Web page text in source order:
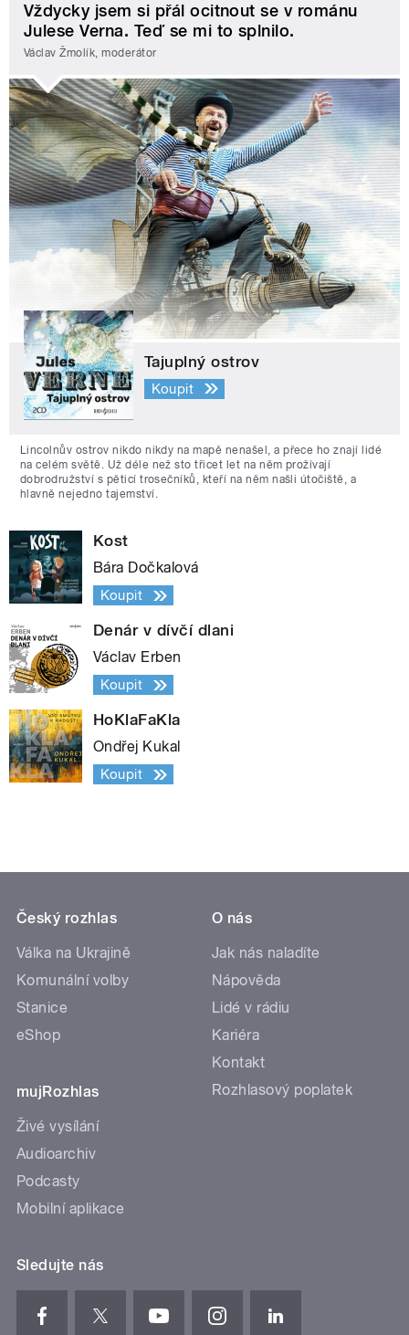
Vždycky jsem si přál ocitnout se v románu
Julese Verna. Teď se mi to splnilo.
Václav Žmolík, moderátor
Tajuplný ostrov
Koupit
Lincolnův ostrov nikdo nikdy na mapě nenašel, a přece ho znají lidé
na celém světě. Už déle než sto třicet let na něm prožívají
dobrodružství s pěticí trosečníků, kteří na něm našli útočiště, a
hlavně nejedno tajemství.
Kost
Bára Dočkalová
Koupit
Denár v dívčí dlani
Václav Erben
Koupit
HoKlaFaKla
Ondřej Kukal
Koupit
Český rozhlas
Válka na Ukrajině
Komunální volby
Stanice
eShop
mujRozhlas
Živé vysílání
Audioarchiv
Podcasty
Mobilní aplikace
O nás
Jak nás naladíte
Nápověda
Lidé v rádiu
Kariéra
Kontakt
Rozhlasový poplatek
Sledujte nás